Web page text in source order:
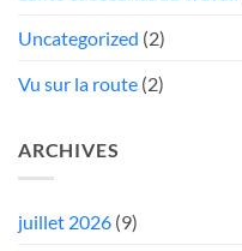
Uncategorized (2)
Vu sur la route (2)
ARCHIVES
juillet 2026 (9)